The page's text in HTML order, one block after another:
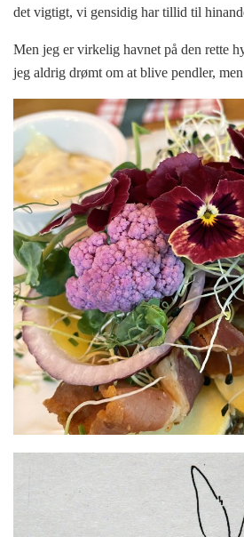
det vigtigt, vi gensidig har tillid til
Men jeg er virkelig havnet på den rette
jeg aldrig drømt om at blive pendler,